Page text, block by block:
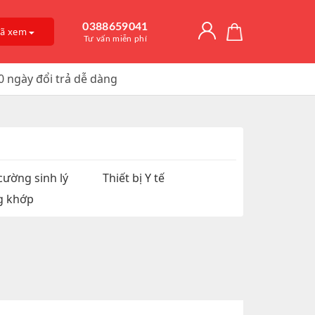
xem 0388659041
Tư vấn miễn phí
Chúa
Hệ
Hàu
ngày đổi trả dễ dàng
sinh lý
Thiết bị Y tế
khớp